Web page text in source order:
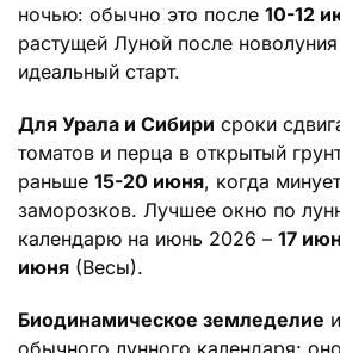
ночью: обычно это после 10-12
растущей Луной после
идеальный старт.
Для Урала и Сибири сроки
томатов и перца в открытый
раньше 15-20 июня, когда
заморозков. Лучшее окно по
календарю на июнь 2026 – 17
июня (Весы).
Биодинамическое земледелие